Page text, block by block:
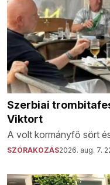
Szerbiai
Viktort
A volt kormányfő sört
SZÓRAKOZÁS2026. aug. 7.